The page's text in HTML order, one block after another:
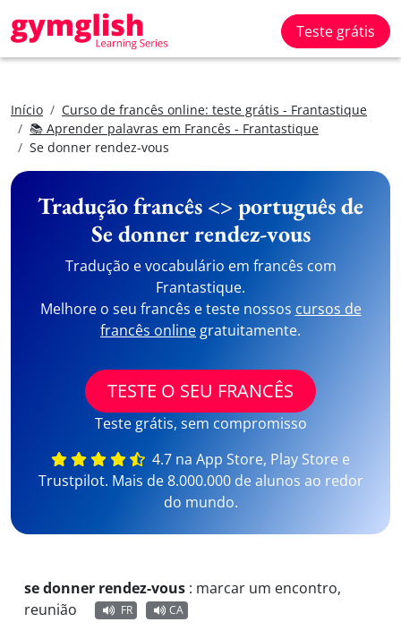
Teste grátis
Início
Curso de francês online: teste grátis - Frantastique
📚 Aprender palavras em Francês - Frantastique
Se donner rendez-vous
Tradução francês <> português de
Se donner rendez-vous
Tradução e vocabulário em francês com
Frantastique.
Melhore o seu francês e teste nossos cursos de
francês online gratuitamente.
TESTE O SEU FRANCÊS
Teste grátis, sem compromisso
4.7 na App Store, Play Store e
Trustpilot. Mais de 8.000.000 de alunos ao redor
do mundo.
se donner rendez-vous : marcar um encontro,
reunião
FR CA